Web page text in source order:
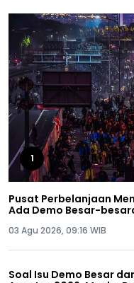
1
Pusat Perbelanjaan
Ada Demo Besar-
03 Agu 2026, 09:16 WIB
Soal Isu Demo Besar